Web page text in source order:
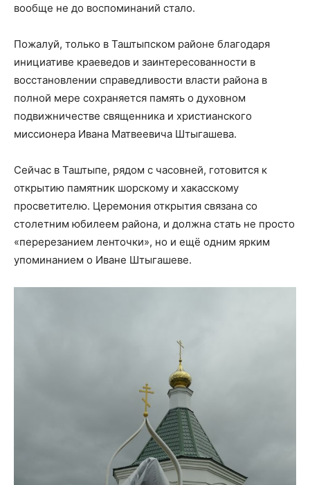
вообще не до воспоминаний стало.
Пожалуй, только в Таштыпском районе благодаря
инициативе краеведов и заинтересованности в
восстановлении справедливости власти района в
полной мере сохраняется память о духовном
подвижничестве священника и христианского
миссионера Ивана Матвеевича Штыгашева.
Сейчас в Таштыпе, рядом с часовней, готовится к
открытию памятник шорскому и хакасскому
просветителю. Церемония открытия связана со
столетним юбилеем района, и должна стать не просто
«перерезанием ленточки», но и ещё одним ярким
упоминанием о Иване Штыгашеве.